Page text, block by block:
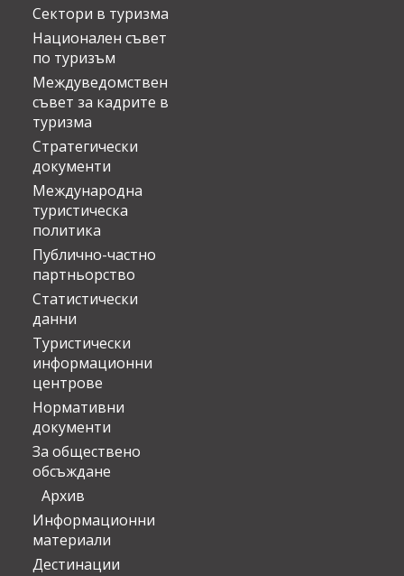
Сектори в туризма
Национален съвет
по туризъм
Междуведомствен
съвет за кадрите в
туризма
Стратегически
документи
Международна
туристическа
политика
Публично-частно
партньорство
Статистически
данни
Туристически
информационни
центрове
Нормативни
документи
За обществено
обсъждане
Архив
Информационни
материали
Дестинации